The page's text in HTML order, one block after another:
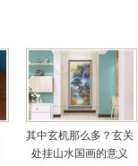
其中玄机那么多？玄关
处挂山水国画的意义